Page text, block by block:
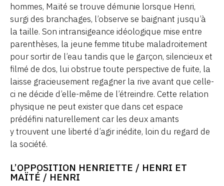
hommes, Maïté se trouve démunie lorsque Henri,
surgi des branchages, l’observe se baignant jusqu’à
la taille. Son intransigeance idéologique mise entre
parenthèses, la jeune femme titube maladroitement
pour sortir de l’eau tandis que le garçon, silencieux et
filmé de dos, lui obstrue toute perspective de fuite, la
laisse gracieusement regagner la rive avant que celle-
ci ne décide d’elle-même de l’étreindre. Cette relation
physique ne peut exister que dans cet espace
prédéfini naturellement car les deux amants
y trouvent une liberté d’agir inédite, loin du regard de
la société.
L’OPPOSITION HENRIETTE / HENRI ET
MAÏTÉ / HENRI